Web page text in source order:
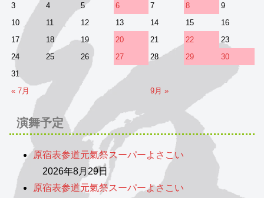
3
4 5 6 7 8
9
10
11 12 13 14 15
16
17
18 19 20 21 22
23
24
25 26 27 28 29
30
31
« 7月
9月 »
演舞予定
原宿表参道元氣祭スーパーよさこい
2026年8月29日
原宿表参道元氣祭スーパーよさこい